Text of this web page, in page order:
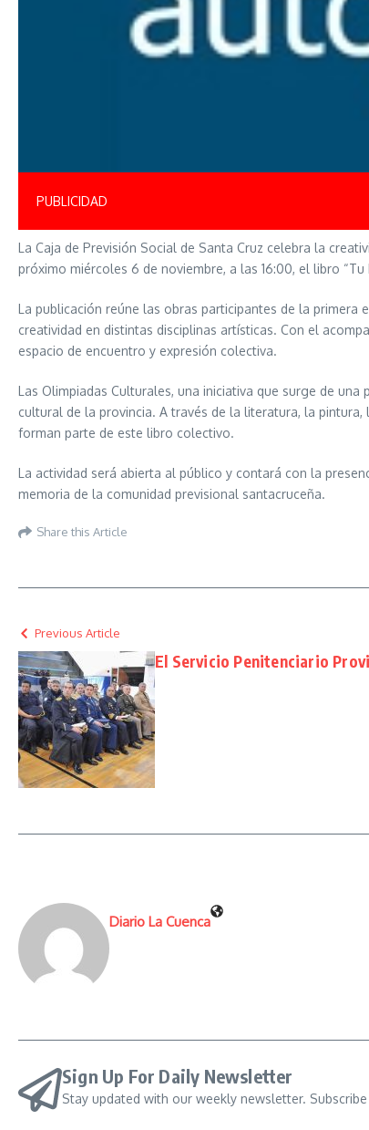
PUBLICIDAD
La Caja de Previsión Social de Santa Cruz celebra la
próximo miércoles 6 de noviembre, a las 16:00, el libro
La publicación reúne las obras participantes de la primera
creatividad en distintas disciplinas artísticas. Con el
espacio de encuentro y expresión colectiva.
Las Olimpiadas Culturales, una iniciativa que surge de
cultural de la provincia. A través de la literatura, la
forman parte de este libro colectivo.
La actividad será abierta al público y contará con la
memoria de la comunidad previsional santacruceña.
Share this Article
Previous Article
El Servicio Penitenciario
Diario La Cuenca
Sign Up For Daily Newsletter
Stay updated with our weekly newsletter.